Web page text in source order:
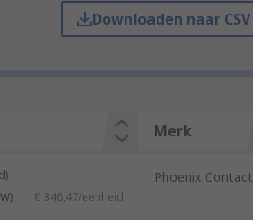
Downloaden naar CSV
Merk
€ 346,47/eenheid
Phoenix Contact